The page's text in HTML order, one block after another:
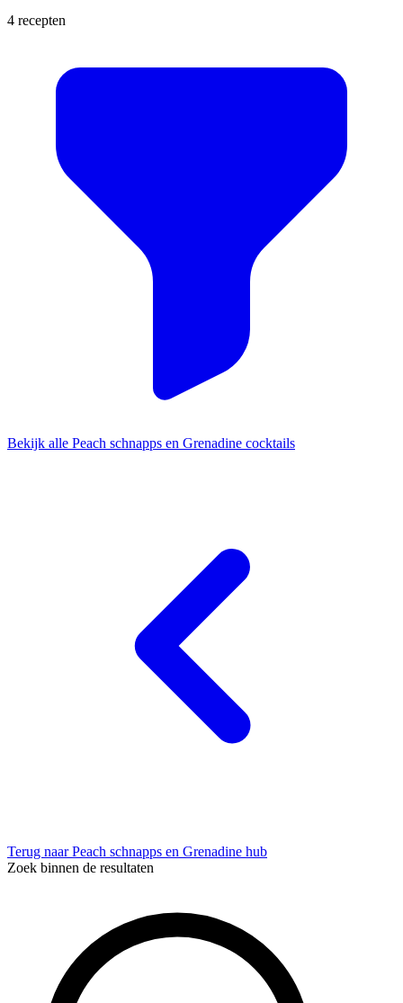
4 recepten
Bekijk alle Peach schnapps en Grenadine cocktails
Terug naar Peach schnapps en Grenadine hub
Zoek binnen de resultaten